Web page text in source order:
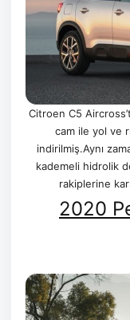
Citroen C5
cam ile yol ve
indirilmiş.Aynı
kademeli hidrolik
rakiplerine
2020